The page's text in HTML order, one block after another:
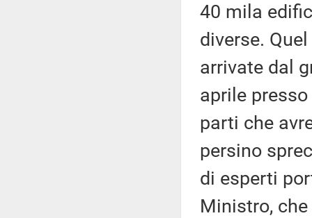
40 mila
diverse.
arrivate dal
aprile
parti che
persino
di esperti
Ministro,